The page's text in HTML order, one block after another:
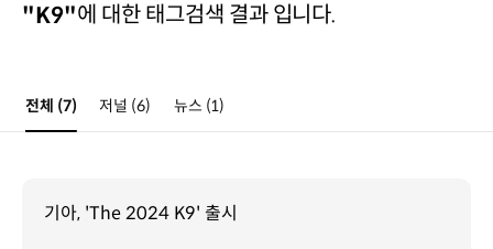
"K9"에 대한 태그검색 결과 입니다.
전체 (7) 저널 (6) 뉴스 (1)
기아, 'The 2024 K9' 출시